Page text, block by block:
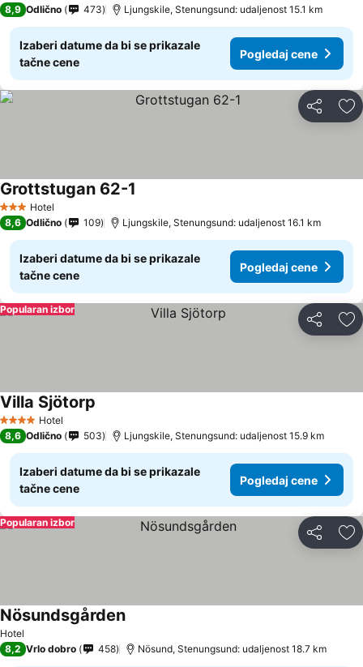
8,9 Odlično 473 Ljungskile, Stenungsund: udaljenost 15.1 km
Izaberi datume da bi se prikazale
tačne cene
Pogledaj cene
Deli
3 Zvezdice
Hotel
Grottstugan 62-1
8,6 Odlično 109 Ljungskile, Stenungsund: udaljenost 16.1 km
Izaberi datume da bi se prikazale
tačne cene
Pogledaj cene
Deli
Popularan izbor
4 ZvezdiceHotel
Villa Sjötorp
8,6 Odlično 503 Ljungskile, Stenungsund: udaljenost 15.9 km
Izaberi datume da bi se prikazale
tačne cene
Pogledaj cene
Deli
Popularan izbor
Hotel
Nösundsgården
8,2 Vrlo dobro 458 Nösund, Stenungsund: udaljenost 18.7 km